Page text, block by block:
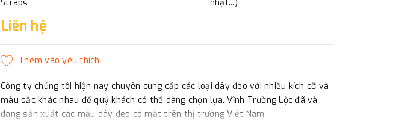
Straps
nhật...)
Liên hệ
Công ty chúng tôi hiện nay chuyên cung cấp các loại dây đeo với nhiều kích cỡ và
màu sắc khác nhau để quý khách có thể dàng chọn lựa. Vĩnh Trường Lộc đã và
đang sản xuất các mẫu dây đeo có mặt trên thị trường Việt Nam.